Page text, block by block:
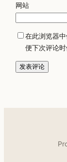
网站
在此浏览器
便下次评论时